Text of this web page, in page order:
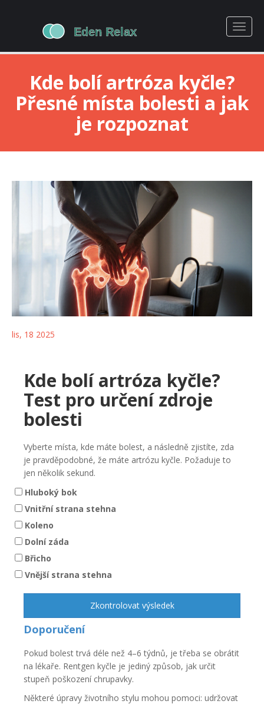
Kde bolí artróza kyčle?
Přesné místa bolesti a jak
je rozpoznat
lis, 18 2025
Kde bolí artróza kyčle?
Test pro určení zdroje
bolesti
Vyberte místa, kde máte bolest, a následně zjistíte, zda
je pravděpodobné, že máte artrózu kyčle. Požaduje to
jen několik sekund.
Hluboký bok
Vnitřní strana stehna
Koleno
Dolní záda
Břicho
Vnější strana stehna
Zkontrolovat výsledek
Doporučení
Pokud bolest trvá déle než 4–6 týdnů, je třeba se obrátit
na lékaře. Rentgen kyčle je jediný způsob, jak určit
stupeň poškození chrupavky.
Některé úpravy životního stylu mohou pomoci: udržovat